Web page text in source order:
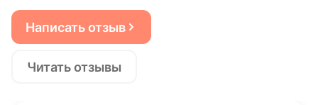
Написать отзыв
Читать отзывы